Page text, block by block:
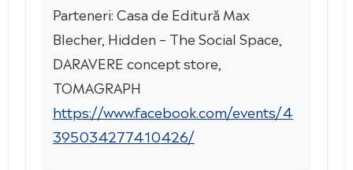
Parteneri: Casa de Editură Max
Blecher, Hidden – The Social Space,
DARAVERE concept store,
TOMAGRAPH
https://www.facebook.com/events/4
395034277410426/